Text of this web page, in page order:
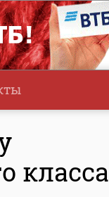
класса